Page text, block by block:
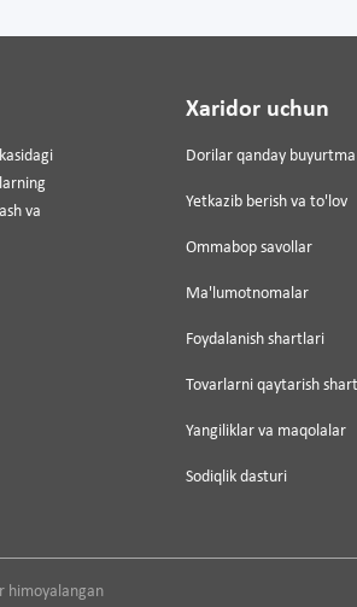
va
Xaridor uchun
Dorilar qanday
Yetkazib berish va to'lov
Ommabop savollar
Ma'lumotnomalar
Foydalanish shartlari
Tovarlarni qaytarish
Yangiliklar va maqolalar
Sodiqlik dasturi
himoyalangan